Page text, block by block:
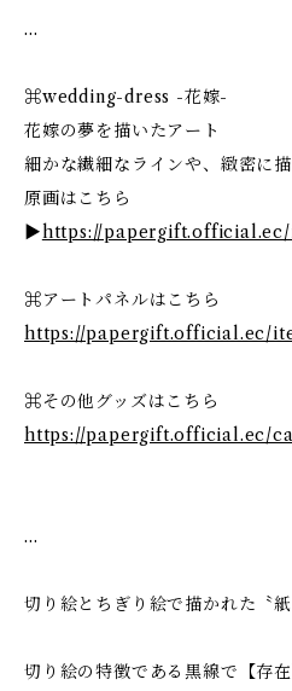
…
⌘wedding-dress -花嫁-
花嫁の夢を描いたアート
細かな繊細なラインや、緻密に
原画はこちら
▶https://papergift.official.ec/
⌘アートパネルはこちら
https://papergift.official.ec/
⌘その他グッズはこちら
https://papergift.official.ec/
…
切り絵とちぎり絵で描かれた〝紙
切り絵の特徴である黒線で【存在